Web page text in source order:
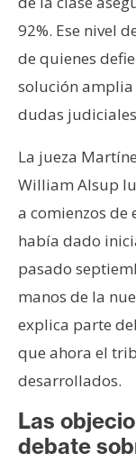
92%. Ese nivel
de quienes
solución amplia
dudas
La jueza
William Alsup
a comienzos de
había dado
pasado
manos de la
explica parte
que ahora el
desarrollados.
Las
debate